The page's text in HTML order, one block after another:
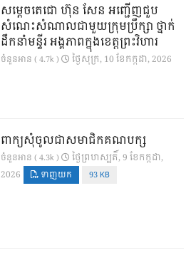
សម្តេចតេជោ ហ៊ុន សែន អញ្ជើញជួប
សំណេះសំណាលជាមួយក្រុមប្រឹក្សា ថ្នាក់
ដឹកនាំមន្ទីរ អង្គភាពក្នុងខេត្តព្រះវិហារ
ចំនួនអាន ( 4.7k ) ថ្ងៃ​សុក្រ, 10 ខែ​កក្កដា, 2026
ពាក្យសុំចូលជាសមាជិកគណបក្ស
ចំនួនអាន ( 4.3k )
ថ្ងៃ​ព្រហស្បតិ៍, 9 ខែ​កក្កដា,
2026
ទាញយក 93 KB